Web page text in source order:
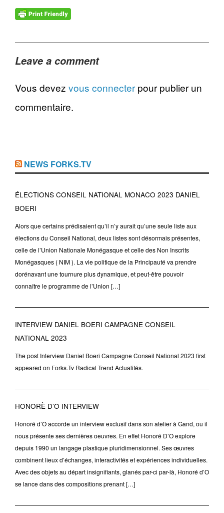
Leave a comment
Vous devez vous connecter pour publier un
commentaire.
NEWS FORKS.TV
ÉLECTIONS CONSEIL NATIONAL MONACO 2023 DANIEL
BOERI
Alors que certains prédisaient qu’il n’y aurait qu’une seule liste aux
élections du Conseil National, deux listes sont désormais présentes,
celle de l’Union Nationale Monégasque et celle des Non Inscrits
Monégasques ( NIM ). La vie politique de la Principauté va prendre
dorénavant une tournure plus dynamique, et peut-être pouvoir
connaître le programme de l’Union […]
INTERVIEW DANIEL BOERI CAMPAGNE CONSEIL
NATIONAL 2023
The post Interview Daniel Boeri Campagne Conseil National 2023 first
appeared on Forks.Tv Radical Trend Actualités.
HONORÈ D’O INTERVIEW
Honoré d’O accorde un interview exclusif dans son atelier à Gand, ou il
nous présente ses dernières oeuvres. En effet Honoré D’O explore
depuis 1990 un langage plastique pluridimensionnel. Ses œuvres
combinent lieux d’échanges, interactivités et expériences individuelles.
Avec des objets au départ insignifiants, glanés par-ci par-là, Honoré d’O
se lance dans des compositions prenant […]